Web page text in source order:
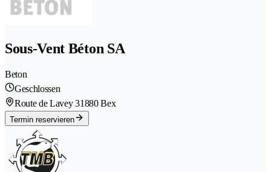
Sous-Vent Béton SA
Beton
Geschlossen
Route de Lavey 31880 Bex
Termin reservieren